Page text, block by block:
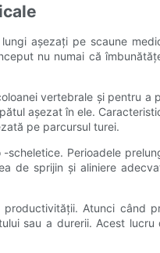
așezați pe scaune
nu numai că
vertebrale și pentru
așezat în ele.
pe parcursul turei.
Perioadele
sprijin și aliniere
Atunci când
sau a durerii. Acest